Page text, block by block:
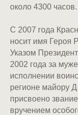
около 4300 часов.
С 2007 года
носит имя Героя
Указом
2002 года за
исполнении
регионе майору
присвоено
вручением